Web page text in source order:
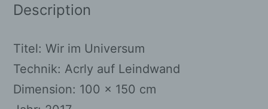
Description
Titel: Wir im Universum
Technik: Acrly auf Leindwand
Dimension: 100 x 150 cm